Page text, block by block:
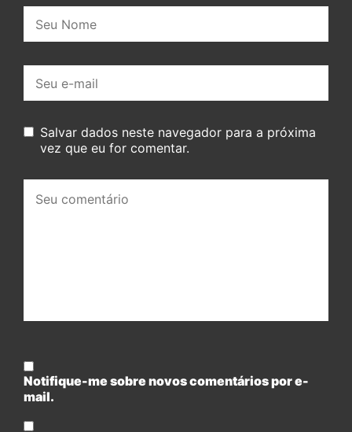
mail:
Salvar dados neste navegador para a próxima
vez que eu for comentar.
comentário:
Notifique-me sobre novos comentários por e-
mail.